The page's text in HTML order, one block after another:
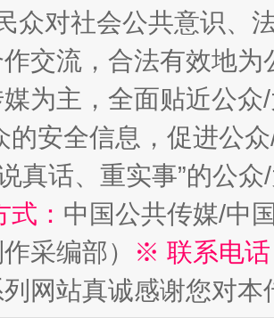
窑火 生生不息 一
金库”的免责幌子
众对社会公共意识、
交流，合法有效地
为主，全面贴近公
的安全信息，促进公
真话、重实事”的公
： 中国公共传媒/中
采编部）
※ 联系电
网站真诚感谢您对